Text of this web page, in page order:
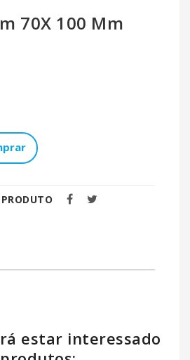
70X 100 Mm
estar interessado